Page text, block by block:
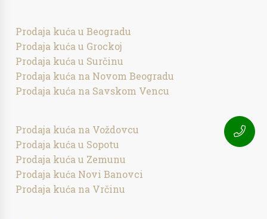
Prodaja kuća u Beogradu
Prodaja kuća u Grockoj
Prodaja kuća u Surčinu
Prodaja kuća na Novom Beogradu
Prodaja kuća na Savskom Vencu
Prodaja kuća na Voždovcu
Prodaja kuća u Sopotu
Prodaja kuća u Zemunu
Prodaja kuća Novi Banovci
Prodaja kuća na Vrčinu